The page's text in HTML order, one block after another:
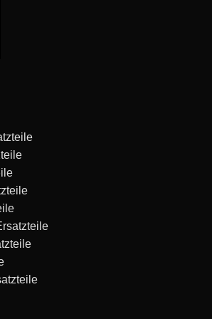
04
06
03
03
03
01
01